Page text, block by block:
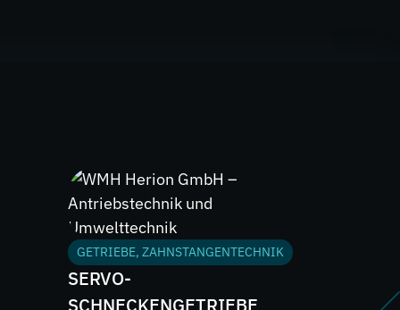
GETRIEBE, ZAHNSTANGENTECHNIK
SERVO-
SCHNECKENGETRIEBE